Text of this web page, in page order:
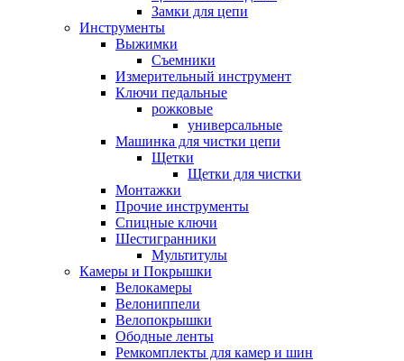
Замки для цепи
Инструменты
Выжимки
Съемники
Измерительный инструмент
Ключи педальные
рожковые
универсальные
Машинка для чистки цепи
Щетки
Щетки для чистки
Монтажки
Прочие инструменты
Спицные ключи
Шестигранники
Мультитулы
Камеры и Покрышки
Велокамеры
Велониппели
Велопокрышки
Ободные ленты
Ремкомплекты для камер и шин